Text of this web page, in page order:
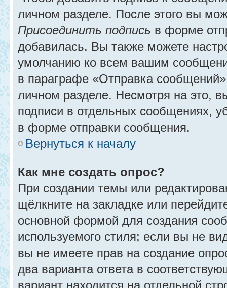
личном разделе. После этого вы
Присоединить подпись в форме
добавилась. Вы также можете
умолчанию ко всем вашим
в параграфе «Отправка
личном разделе. Несмотря на это,
подписи в отдельных сообщениях,
в форме отправки сообщения.
Вернуться к началу
Как мне создать опрос?
При создании темы или
щёлкните на закладке или
основной формой для создания
используемого стиля; если вы не
вы не имеете прав на создание
два варианта ответа в
вариант находится на отдельной